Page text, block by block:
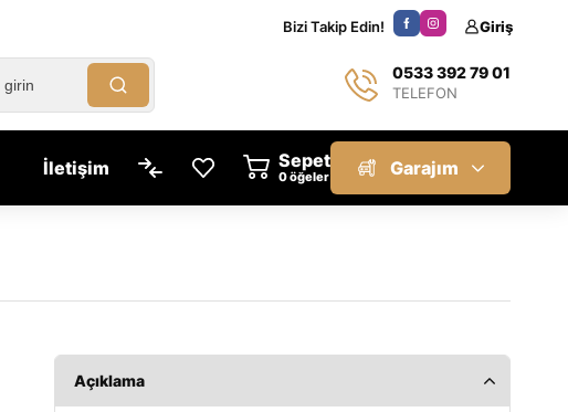
Bizi Takip Edin! Giriş
0533 392 79 01
TELEFON
İletişim Sepet
öğeler Garajım
Açıklama